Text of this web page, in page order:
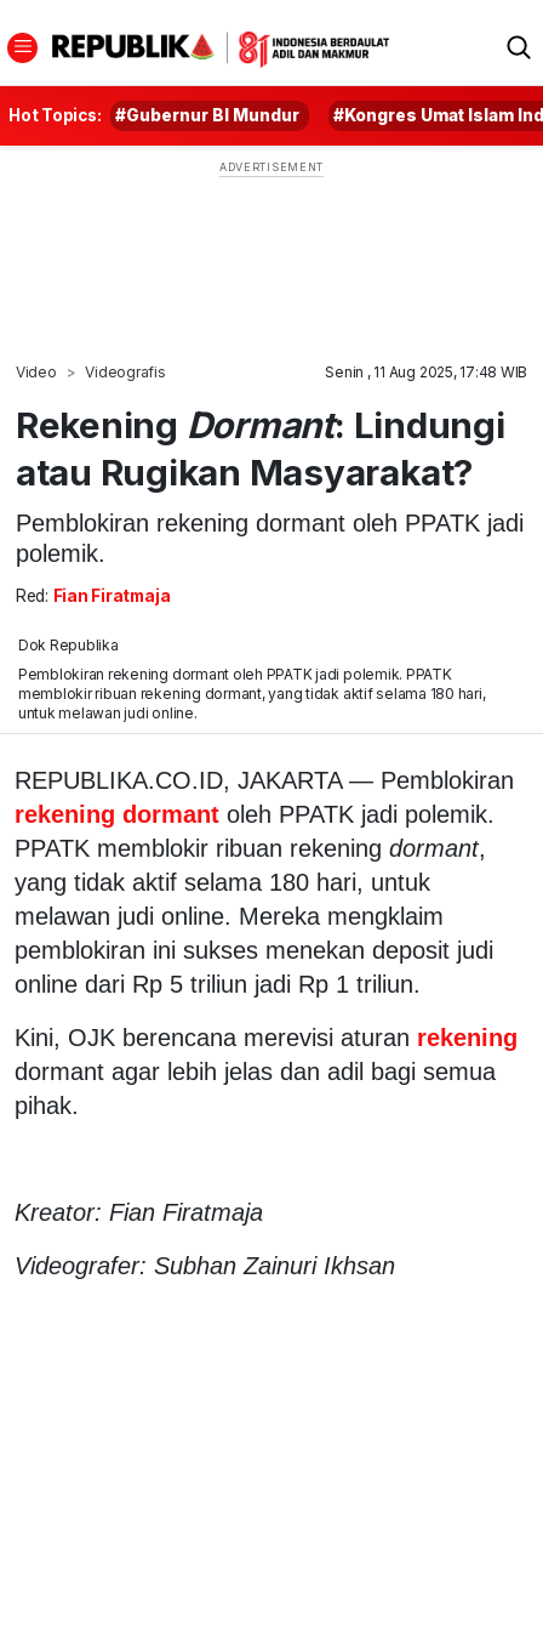
Hot Topics: #Gubernur BI Mundur #Kongres Umat Islam
Video Videografis Senin , 11 Aug 2025, 17:48 WIB
Rekening Dormant: Lindungi
atau Rugikan Masyarakat?
Pemblokiran rekening dormant oleh PPATK jadi
polemik.
Red: Fian Firatmaja
Dok Republika
Pemblokiran rekening dormant oleh PPATK jadi polemik. PPATK
memblokir ribuan rekening dormant, yang tidak aktif selama 180 hari,
untuk melawan judi online.
REPUBLIKA.CO.ID, JAKARTA — Pemblokiran
rekening dormant oleh PPATK jadi polemik.
PPATK memblokir ribuan rekening dormant,
yang tidak aktif selama 180 hari, untuk
melawan judi online. Mereka mengklaim
pemblokiran ini sukses menekan deposit judi
online dari Rp 5 triliun jadi Rp 1 triliun.
Kini, OJK berencana merevisi aturan rekening
dormant agar lebih jelas dan adil bagi semua
pihak.
Kreator: Fian Firatmaja
Videografer: Subhan Zainuri Ikhsan